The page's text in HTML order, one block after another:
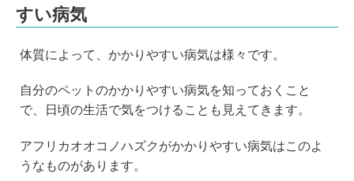
すい病気
体質によって、かかりやすい病気は様々です。
自分のペットのかかりやすい病気を知っておくこと
で、日頃の生活で気をつけることも見えてきます。
アフリカオオコノハズクがかかりやすい病気はこのよ
うなものがあります。